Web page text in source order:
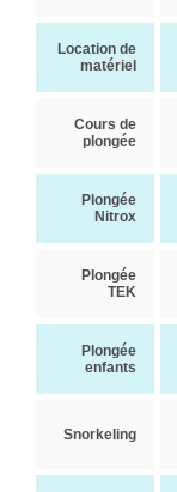
Location de
matériel
Cours de
plongée
Plongée
Nitrox
Plongée
TEK
Plongée
enfants
Snorkeling